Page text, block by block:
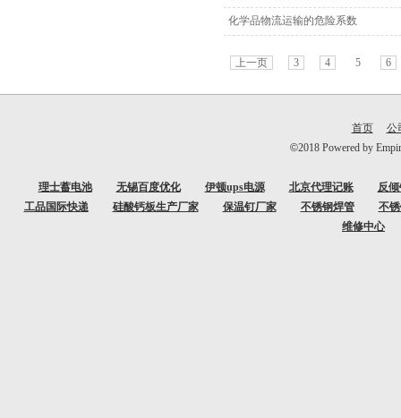
化学品物流运输的危险系数
上一页 3 4 5 6
首页
公
©2018 Powered by
理士蓄电池 无锡百度优化 伊顿ups电源 北京代理记账
反
工品国际快递
硅酸钙板生产厂家 保温钉厂家 不锈钢焊管
不
维修中心